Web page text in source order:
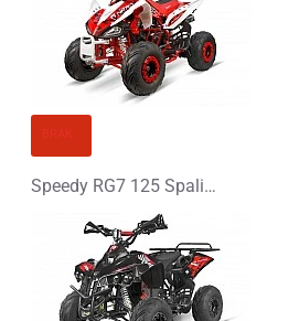
Ocena
Zły Dobry
Speedy RG7 125 Spalinowy Midi Quad